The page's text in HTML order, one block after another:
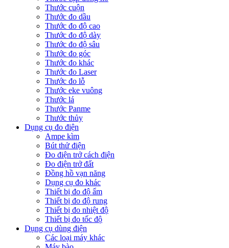
Thước cuộn
Thước đo dầu
Thước đo độ cao
Thước đo độ dày
Thước đo độ sâu
Thước đo góc
Thước đo khác
Thước đo Laser
Thước đo lỗ
Thước eke vuông
Thước lá
Thước Panme
Thước thủy
Dụng cụ đo điện
Ampe kìm
Bút thử điện
Đo điện trở cách điện
Đo điện trở đất
Đồng hồ vạn năng
Dụng cụ đo khác
Thiết bị đo độ ẩm
Thiết bị đo độ rung
Thiết bị đo nhiệt độ
Thiết bị đo tốc độ
Dụng cụ dùng điện
Các loại máy khác